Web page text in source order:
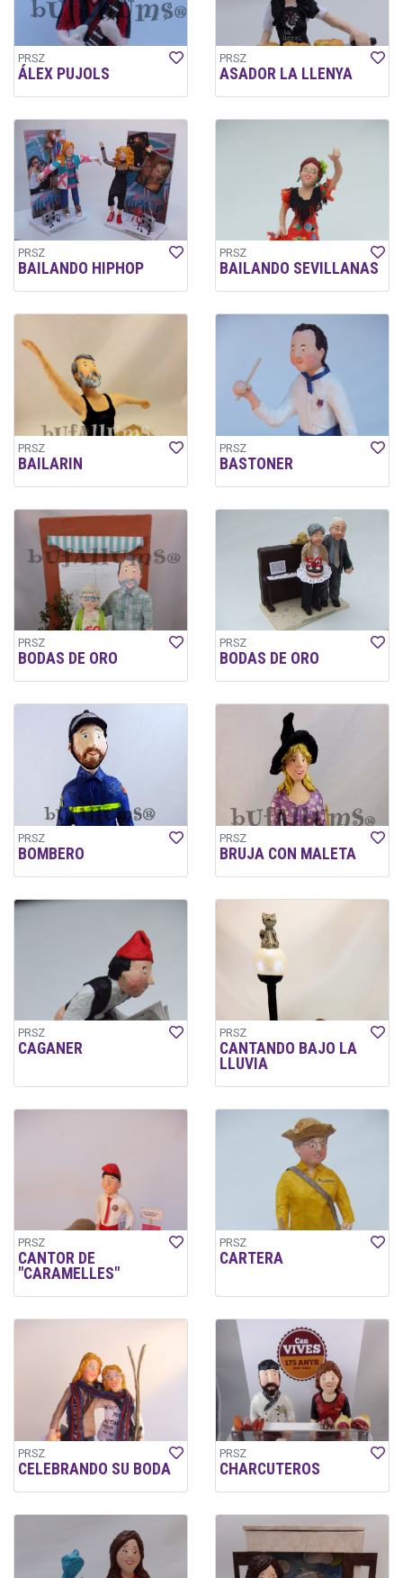
PRSZ
ÁLEX PUJOLS
PRSZ
ASADOR LA LLENYA
PRSZ
BAILANDO HIPHOP
PRSZ
BAILANDO SEVILLANAS
PRSZ
BAILARIN
PRSZ
BASTONER
PRSZ
BODAS DE ORO
PRSZ
BODAS DE ORO
PRSZ
BOMBERO
PRSZ
BRUJA CON MALETA
PRSZ
CAGANER
PRSZ
CANTANDO BAJO LA
LLUVIA
PRSZ
CANTOR DE
"CARAMELLES"
PRSZ
CARTERA
PRSZ
CELEBRANDO SU BODA
PRSZ
CHARCUTEROS